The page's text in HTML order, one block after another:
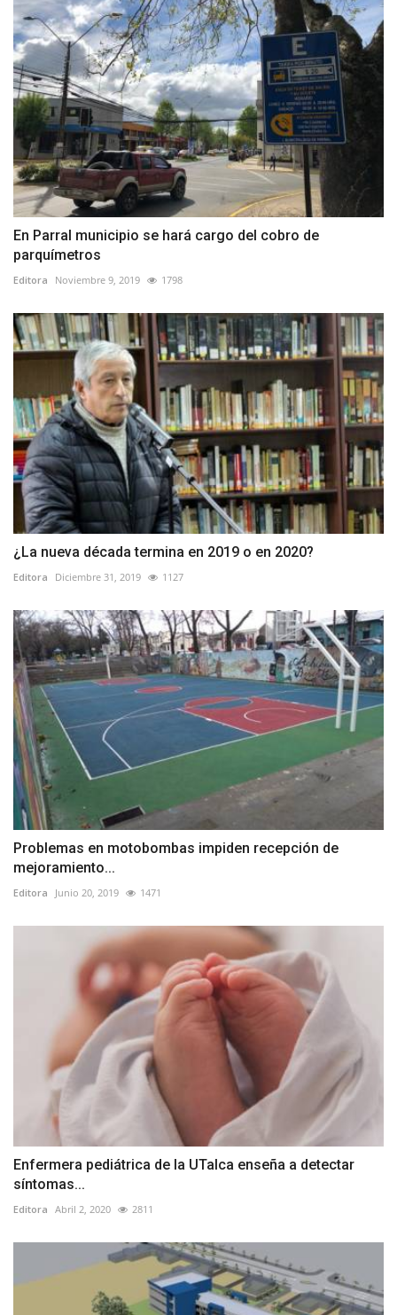
En Parral municipio se hará cargo del cobro de
parquímetros
Editora Noviembre 9, 2019 1798
¿La nueva década termina en 2019 o en 2020?
Editora Diciembre 31, 2019 1127
Problemas en motobombas impiden recepción de
mejoramiento...
Editora Junio 20, 2019 1471
Enfermera pediátrica de la UTalca enseña a detectar
síntomas...
Editora Abril 2, 2020 2811